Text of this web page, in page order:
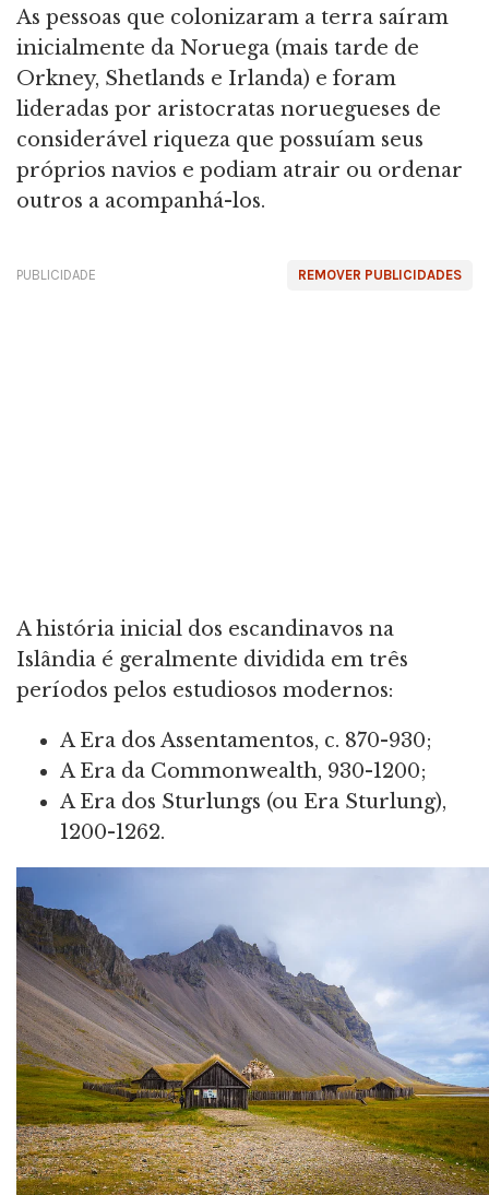
As pessoas que colonizaram a terra saíram
inicialmente da Noruega (mais tarde de
Orkney, Shetlands e Irlanda) e foram
lideradas por aristocratas noruegueses de
considerável riqueza que possuíam seus
próprios navios e podiam atrair ou ordenar
outros a acompanhá-los.
REMOVER PUBLICIDADES
PUBLICIDADE
A história inicial dos escandinavos na
Islândia é geralmente dividida em três
períodos pelos estudiosos modernos:
A Era dos Assentamentos, c. 870-930;
A Era da Commonwealth, 930-1200;
A Era dos Sturlungs (ou Era Sturlung),
1200-1262.